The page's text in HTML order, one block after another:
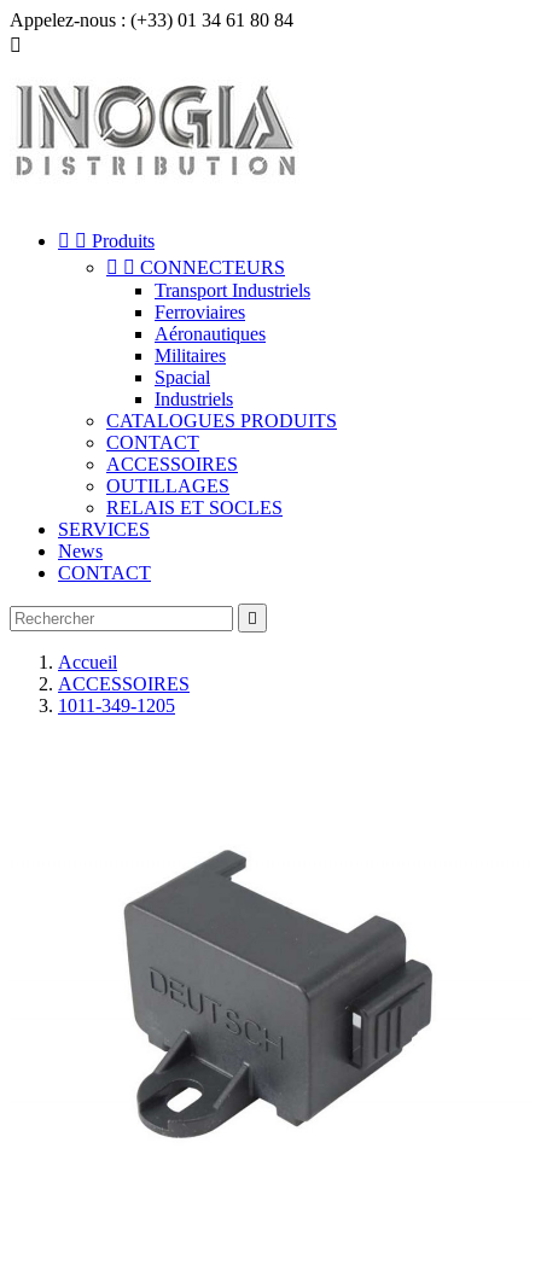
Appelez-nous : (+33) 01 34 61 80 84

  Produits
  CONNECTEURS
Transport Industriels
Ferroviaires
Aéronautiques
Militaires
Spacial
Industriels
CATALOGUES PRODUITS
CONTACT
ACCESSOIRES
OUTILLAGES
RELAIS ET SOCLES
SERVICES
News
CONTACT

Accueil
ACCESSOIRES
1011-349-1205